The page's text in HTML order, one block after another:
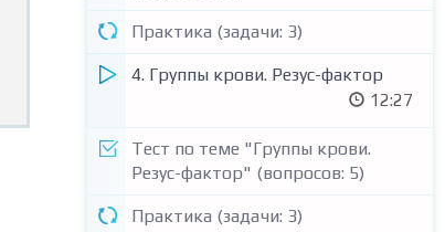
Практика (задачи: 3)
4. Группы крови. Резус-фактор
12:27
Тест по теме "Группы крови.
Резус-фактор" (вопросов: 5)
Практика (задачи: 3)